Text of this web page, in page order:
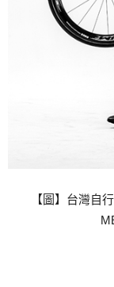
【圖】台灣自